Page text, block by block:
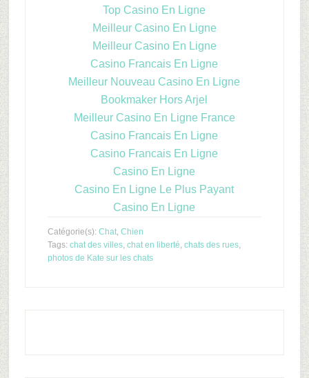
Top Casino En Ligne
Meilleur Casino En Ligne
Meilleur Casino En Ligne
Casino Francais En Ligne
Meilleur Nouveau Casino En Ligne
Bookmaker Hors Arjel
Meilleur Casino En Ligne France
Casino Francais En Ligne
Casino Francais En Ligne
Casino En Ligne
Casino En Ligne Le Plus Payant
Casino En Ligne
Catégorie(s): Chat, Chien
Tags: chat des villes, chat en liberté, chats des rues,
photos de Kate sur les chats